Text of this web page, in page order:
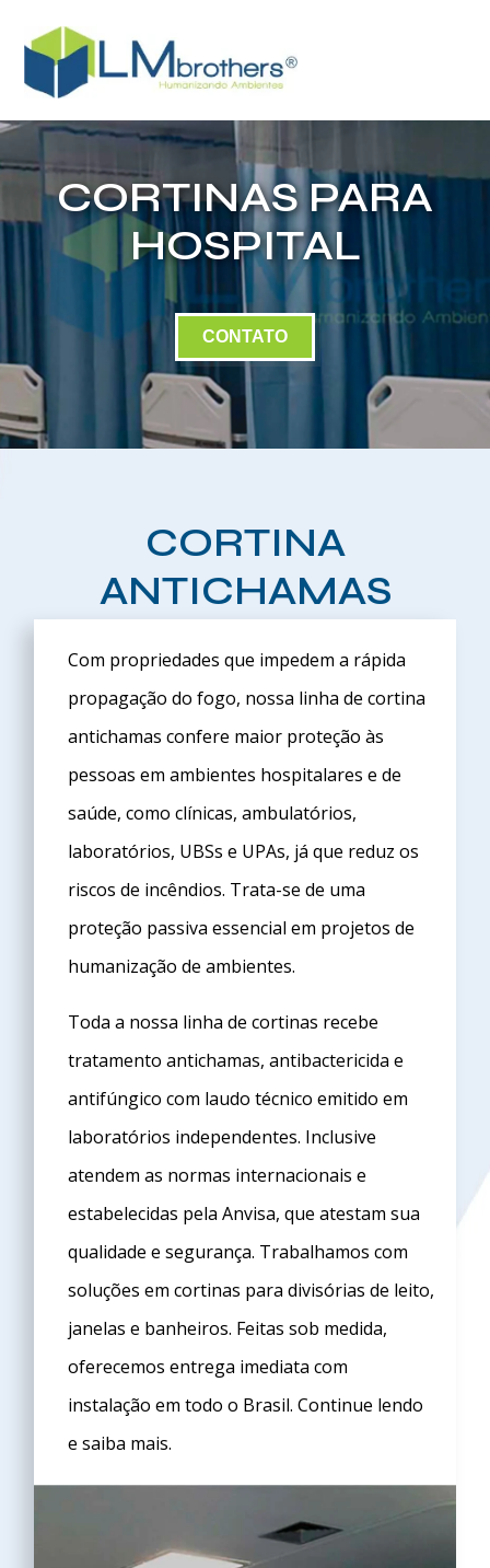
CORTINAS PARA
HOSPITAL
CONTATO
CORTINA
ANTICHAMAS
Com propriedades que impedem a rápida
propagação do fogo, nossa linha decortina
antichamas confere maior proteção às
pessoas em ambientes hospitalares e de
saúde, como clínicas, ambulatórios,
laboratórios, UBSs e UPAs, já que reduz os
riscos de incêndios. Trata-se de uma
proteção passiva essencial em projetos de
humanização de ambientes.
Toda a nossa linha de cortinas recebe
tratamento antichamas, antibactericida e
antifúngico com laudo técnico emitido em
laboratórios independentes. Inclusive
atendem as normas internacionais e
estabelecidas pela Anvisa, que atestam sua
qualidade e segurança. Trabalhamos com
soluções em cortinas para divisórias de leito,
janelas e banheiros. Feitas sob medida,
oferecemos entrega imediata com
instalação em todo o Brasil. Continue lendo
e saiba mais.